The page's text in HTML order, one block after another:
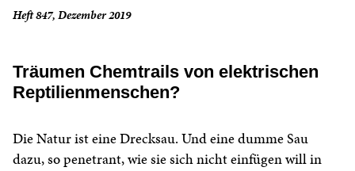
Heft 847, Dezember 2019
Träumen Chemtrails von elektrischen
Reptilienmenschen?
Die Natur ist eine Drecksau. Und eine dumme Sau
dazu, so penetrant, wie sie sich nicht einfügen will in